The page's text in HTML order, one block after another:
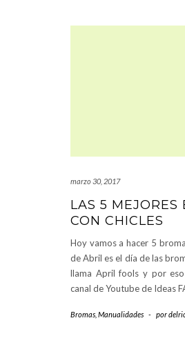
marzo 30, 2017
LAS 5 MEJORES
CON CHICLES
Hoy vamos a hacer 5
de Abril es el día de las
llama April fools y por
canal de Youtube de Ideas
Bromas Manualidades - por